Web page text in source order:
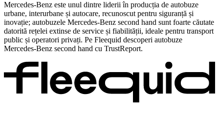
Mercedes-Benz este unul dintre liderii în producția de autobuze
urbane, interurbane și autocare, recunoscut pentru siguranță și
inovație; autobuzele Mercedes-Benz second hand sunt foarte căutate
datorită rețelei extinse de service și fiabilității, ideale pentru transport
public și operatori privați. Pe Fleequid descoperi autobuze
Mercedes-Benz second hand cu TrustReport.